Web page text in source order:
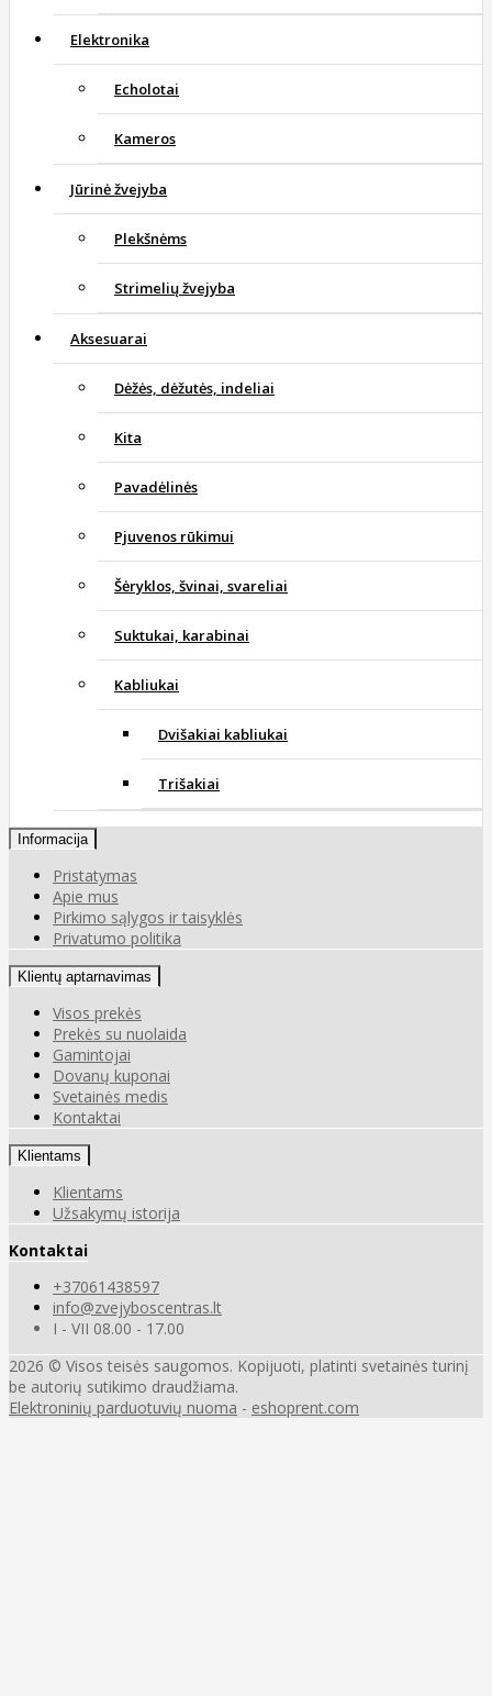
Elektronika
Echolotai
Kameros
Jūrinė žvejyba
Plekšnėms
Strimelių žvejyba
Aksesuarai
Dėžės, dėžutės, indeliai
Kita
Pavadėlinės
Pjuvenos rūkimui
Šėryklos, švinai, svareliai
Suktukai, karabinai
Kabliukai
Dvišakiai kabliukai
Trišakiai
Informacija
Pristatymas
Apie mus
Pirkimo sąlygos ir taisyklės
Privatumo politika
Klientų aptarnavimas
Visos prekės
Prekės su nuolaida
Gamintojai
Dovanų kuponai
Svetainės medis
Kontaktai
Klientams
Klientams
Užsakymų istorija
Kontaktai
+37061438597
info@zvejyboscentras.lt
I - VII 08.00 - 17.00
2026 © Visos teisės saugomos. Kopijuoti, platinti svetainės turinį
be autorių sutikimo draudžiama.
Elektroninių parduotuvių nuoma - eshoprent.com